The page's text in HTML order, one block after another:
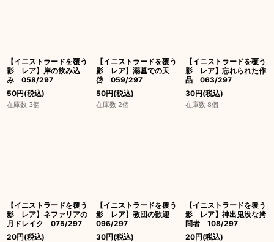
【イニストラードを覆う
影 レア】岸の飲み込
み 058/297
50円(税込)
在庫数 3個
【イニストラードを覆う
影 レア】溺墓での天
啓 059/297
50円(税込)
在庫数 2個
【イニストラードを覆う
影 レア】忘れられた作
品 063/297
30円(税込)
在庫数 8個
【イニストラードを覆う
影 レア】ネファリアの
月ドレイク 075/297
20円(税込)
【イニストラードを覆う
影 レア】教団の歓迎
096/297
30円(税込)
【イニストラードを覆う
影 レア】神出鬼没な拷
問者 108/297
20円(税込)